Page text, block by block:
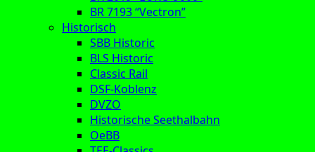
BR 7193 “Vectron”
Historisch
SBB Historic
BLS Historic
Classic Rail
DSF-Koblenz
DVZO
Historische Seethalbahn
OeBB